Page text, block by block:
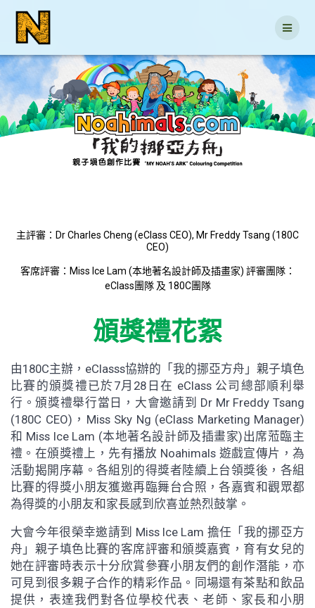
主評審：Dr Charles Cheng (eClass CEO), Mr Freddy Tsang (180C
CEO)
客席評審：Miss Ice Lam (本地著名設計師及插畫家) 評審團隊：
eClass團隊 及 180C團隊
頒獎禮花絮
由180C主辦，eClasss協辦的「我的挪亞方舟」親子填色
比賽的頒獎禮已於7月28日在 eClass 公司總部順利舉
行。頒獎禮舉行當日，大會邀請到 Dr Mr Freddy Tsang
(180C CEO)，Miss Sky Ng (eClass Marketing Manager)
和 Miss Ice Lam (本地著名設計師及插畫家)出席蒞臨主
禮。在頒獎禮上，先有播放 Noahimals 遊戲宣傳片，為
活動揭開序幕。各組別的得獎者陸續上台領獎後，各組
比賽的得獎小朋友獲邀再臨舞台合照，各嘉賓和觀眾都
為得獎的小朋友和家長感到欣喜並熱烈鼓掌。
大會今年很榮幸邀請到 Miss Ice Lam 擔任「我的挪亞方
舟」親子填色比賽的客席評審和頒獎嘉賓，育有女兒的
她在評審時表示十分欣賞參賽小朋友們的創作潛能，亦
可見到很多親子合作的精彩作品。同場還有茶點和飲品
提供，表達我們對各位學校代表、老師、家長和小朋